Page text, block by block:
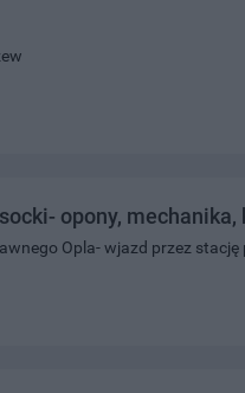
opony,
Opla- wjazd przez stację